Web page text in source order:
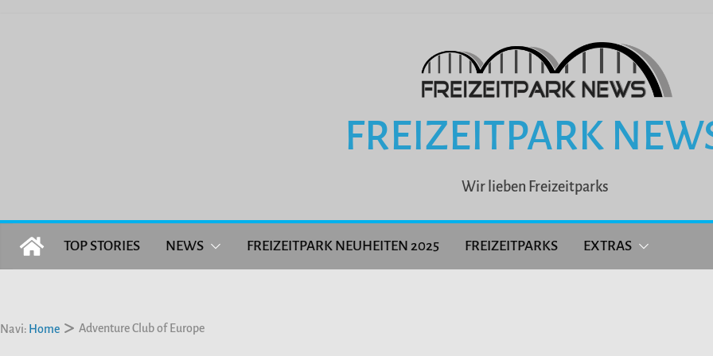
FREIZEITPARK
Wir lieben Freizeitparks
TOP STORIES NEWS FREIZEITPARK NEUHEITEN 2025 FREIZEITPARKS EXTRAS
Navi: Home Adventure Club of Europe